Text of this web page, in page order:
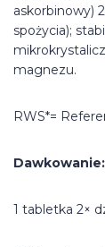
askorbinowy)
spożycia);
magnezu.
RWS*=
Dawkowanie:
1 tabletka 2×